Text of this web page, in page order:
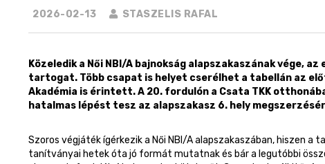
2026-02-13 STASZELIS RAFAL
Közeledik a Női NBI/A bajnokság alapszakaszának vége,
tartogat. Több csapat is helyet cserélhet a tabellán az
Akadémia is érintett. A 20. fordulón a Csata TKK
hatalmas lépést tesz az alapszakasz 6. hely
Szoros végjáték ígérkezik a Női NBI/A alapszakaszában, hiszen a
tanítványai hetek óta jó formát mutatnak és bár a legutóbbi